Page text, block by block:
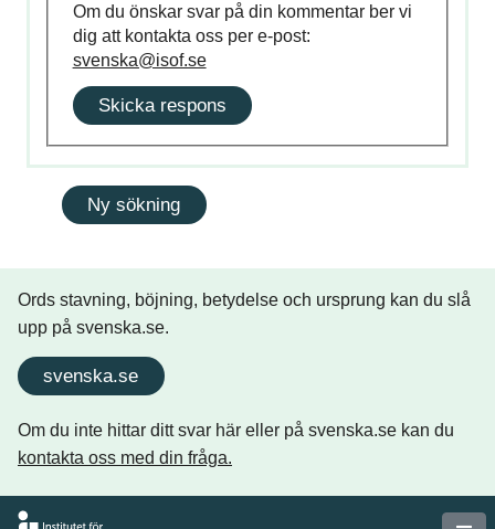
Om du önskar svar på din kommentar ber vi
dig att kontakta oss per e-post:
svenska@isof.se
Skicka respons
Ords stavning, böjning, betydelse och ursprung kan du slå
upp på svenska.se.
svenska.se
Om du inte hittar ditt svar här eller på svenska.se kan du
kontakta oss med din fråga.